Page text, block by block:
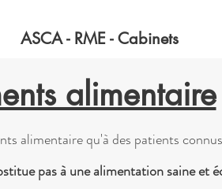
ASCA - RME - Cabinets
alimentaire
alimentaire qu'à des patients
pas à une alimentation saine et